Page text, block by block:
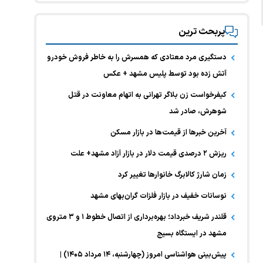
پربحث ترین
دستگیری مرد معتادی که همسرش را به خاطر فروش خودرو
آتش زده بود توسط پلیس مشهد + عکس
کیفرخواست زن بلاگر تهرانی به اتهام معاونت در قتل
شوهرش، صادر شد
آخرین خبر‌ها از قیمت‌ها در بازار مسکن
ریزش ۲ درصدی قیمت دلار در بازار آزاد مشهد+ علت
زمان شارژ کالابرگ خانوارها تغییر کرد
نوسانات خفیف در بازار فلزات گران‌بهای مشهد
قلندر شریف خبرداد؛ بهره‌برداری از اتصال خطوط ۱ و ۳ متروی
مشهد در ایستگاه بسیج
پیش‌بینی هواشناسی امروز (چهارشنبه، ۱۴ مرداد ۱۴۰۵) |